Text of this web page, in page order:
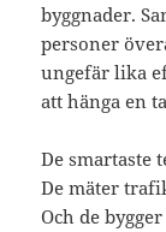
byggnader.
personer
ungefär lika
att hänga en
De smartaste
De mäter
Och de